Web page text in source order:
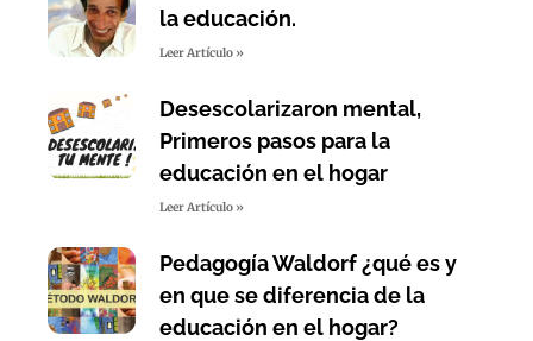
la educación.
Leer Artículo »
Desescolarizaron mental,
Primeros pasos para la
educación en el hogar
Leer Artículo »
Pedagogía Waldorf ¿qué es y
en que se diferencia de la
educación en el hogar?